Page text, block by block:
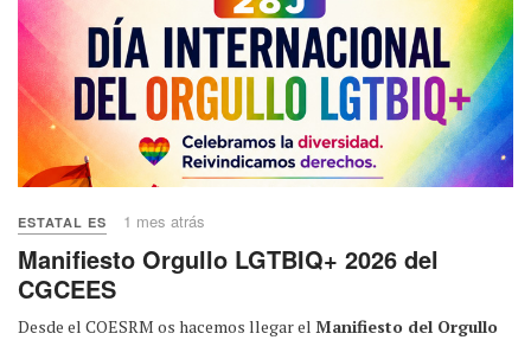
ESTATAL ES 1 mes atrás
Manifiesto Orgullo LGTBIQ+ 2026 del
CGCEES
Desde el COESRM os hacemos llegar el Manifiesto del Orgullo